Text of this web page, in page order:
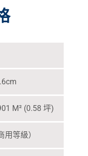
M² (0.58 坪)
用等級）